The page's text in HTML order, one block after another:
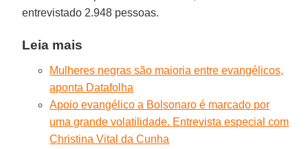
entrevistado 2.948 pessoas.
Leia mais
Mulheres negras são maioria entre evangélicos,
aponta Datafolha
Apoio evangélico a Bolsonaro é marcado por
uma grande volatilidade. Entrevista especial com
Christina Vital da Cunha